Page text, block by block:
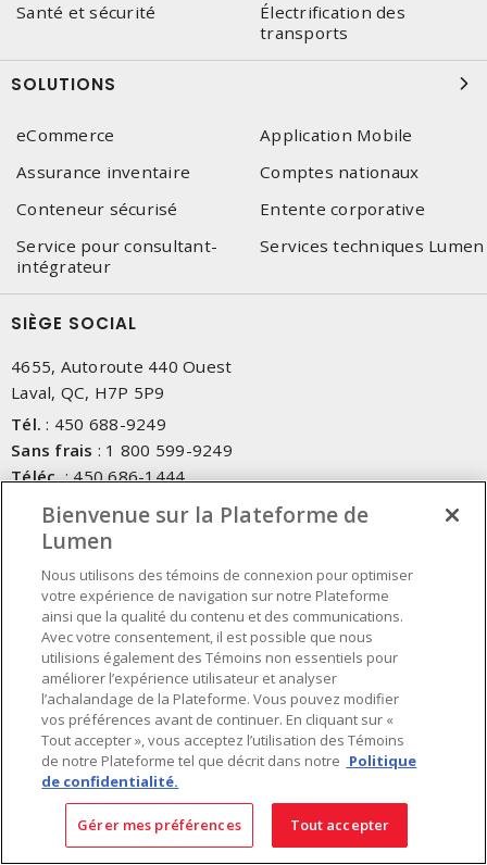
Santé et sécurité
Électrification des
transports
SOLUTIONS
eCommerce
Application Mobile
Assurance inventaire
Comptes nationaux
Conteneur sécurisé
Entente corporative
Service pour consultant-
intégrateur
Services techniques Lumen
SIÈGE SOCIAL
4655, Autoroute 440 Ouest
Laval, QC, H7P 5P9
Tél. : 450 688-9249
Sans frais : 1 800 599-9249
Téléc.:450 686-1444
Service d'urgence
1 800 363-0303
(Après les heures de
bureau - 17h00 et 7h00, Frais applicables)
Fait au Canada avec des composants canadiens et importés
INSCRIVEZ-VOUS À L'INFOLETTRE
Obtenez des informations à jour sur les offres de Lumen
Bienvenue sur la Plateforme de
Lumen
Nous utilisons des témoins de connexion pour optimiser
votre expérience de navigation sur notre Plateforme
ainsi que la qualité du contenu et des communications.
Avec votre consentement, il est possible que nous
utilisions également des Témoins non essentiels pour
améliorer l’expérience utilisateur et analyser
l’achalandage de la Plateforme. Vous pouvez modifier
vos préférences avant de continuer. En cliquant sur «
Tout accepter », vous acceptez l’utilisation des Témoins
de notre Plateforme tel que décrit dans notre Politique
de confidentialité.
Gérer mes préférences Tout accepter